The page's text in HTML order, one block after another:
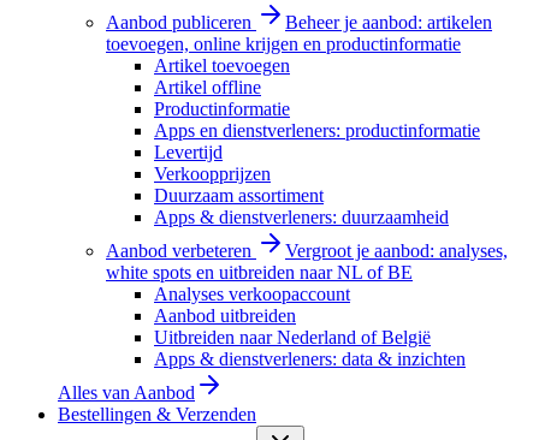
Aanbod publiceren
Beheer je aanbod: artikelen
toevoegen, online krijgen en productinformatie
Artikel toevoegen
Artikel offline
Productinformatie
Apps en dienstverleners: productinformatie
Levertijd
Verkoopprijzen
Duurzaam assortiment
Apps & dienstverleners: duurzaamheid
Aanbod verbeteren
Vergroot je aanbod: analyses,
white spots en uitbreiden naar NL of BE
Analyses verkoopaccount
Aanbod uitbreiden
Uitbreiden naar Nederland of België
Apps & dienstverleners: data & inzichten
Alles van Aanbod
Bestellingen & Verzenden